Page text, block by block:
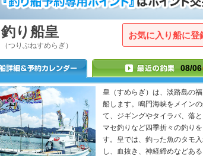
釣り船皇
（つりぶねすめらぎ）
お気に入り船に登
08/06
皇（すめらぎ）は、淡路島の
船します。鳴門海峡をメイン
て、ジギングやタイラバ、落
マセ釣りなど四季折々の釣り
す。皇では、釣った魚のタモ
し、血抜き、神経締めなどあ